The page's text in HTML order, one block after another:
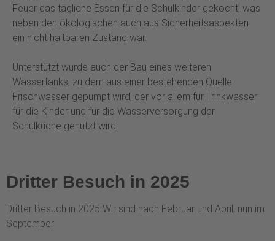
Feuer das tägliche Essen für die Schulkinder gekocht, was
neben den ökologischen auch aus Sicherheitsaspekten
ein nicht haltbaren Zustand war.
Unterstützt wurde auch der Bau eines weiteren
Wassertanks, zu dem aus einer bestehenden Quelle
Frischwasser gepumpt wird, der vor allem für Trinkwasser
für die Kinder und für die Wasserversorgung der
Schulküche genutzt wird.
Dritter Besuch in 2025
Dritter Besuch in 2025 Wir sind nach Februar und April, nun im
September